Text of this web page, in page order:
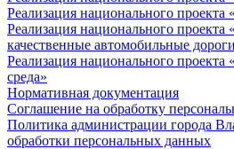
Реализация национального проекта
Реализация национального проекта
качественные автомобильные
Реализация национального проекта
среда»
Нормативная документация
Соглашение на обработку
Политика администрации города
обработки персональных данных